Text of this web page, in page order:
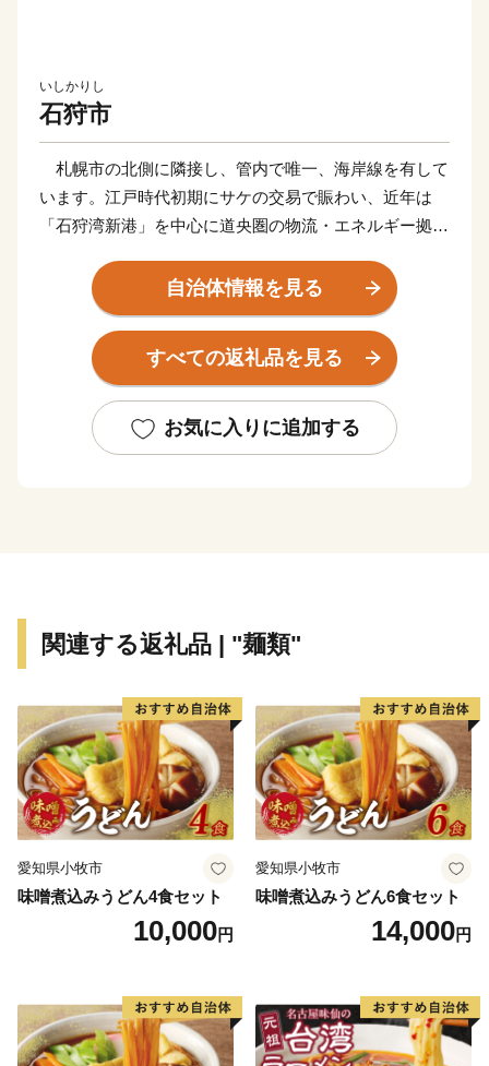
いしかりし
石狩市
札幌市の北側に隣接し、管内で唯一、海岸線を有して
います。江戸時代初期にサケの交易で賑わい、近年は
「石狩湾新港」を中心に道央圏の物流・エネルギー拠点
雄大な自然景観と豊かな農林水産資源に恵まれ、北海
道の郷土料理として有名な「石狩鍋」発祥の地です。
国際貿易港である「石狩湾新港」は、札幌圏と世界を
結ぶ国際的な物流拠点としてさらなる飛躍が期待されて
平成25年12月には全国の市町村で初となる「手話条
例」を制定し、共生社会の実現を目指しています。
自治体情報を見る
すべての返礼品を見る
お気に入りに追加する
関連する返礼品 | "麺類"
愛知県小牧市
味噌煮込みうどん4食セット
10,000円
愛知県小牧市
味噌煮込みうどん6食セット
14,000円